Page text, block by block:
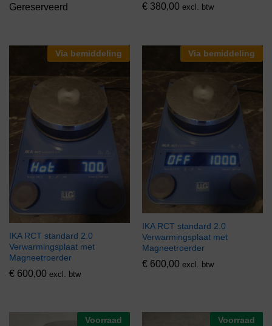
Gereserveerd € 380,00 excl. btw
Via bemiddeling
IKA RCT standard 2.0
Verwarmingsplaat met
Magneetroerder
€ 600,00 excl. btw
Via bemiddeling
IKA RCT standard 2.0
Verwarmingsplaat met
Magneetroerder
€ 600,00 excl. btw
Voorraad Voorraad